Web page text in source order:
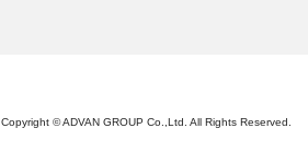
Copyright © ADVAN GROUP Co.,Ltd. All Rights Reserved.